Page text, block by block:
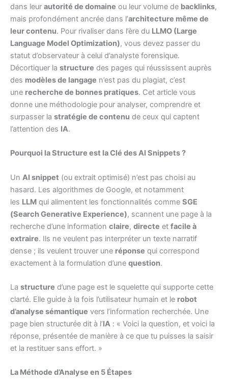
dans leur autorité de domaine ou leur volume de backlinks,
mais profondément ancrée dans l’architecture même de
leur contenu. Pour rivaliser dans l’ère du LLMO (Large
Language Model Optimization), vous devez passer du
statut d’observateur à celui d’analyste forensique.
Décortiquer la structure des pages qui réussissent auprès
des modèles de langage n’est pas du plagiat, c’est
une recherche de bonnes pratiques. Cet article vous
donne une méthodologie pour analyser, comprendre et
surpasser la stratégie de contenu de ceux qui captent
l’attention des IA.
Pourquoi la Structure est la Clé des AI Snippets ?
Un AI snippet (ou extrait optimisé) n’est pas choisi au
hasard. Les algorithmes de Google, et notamment
les LLM qui alimentent les fonctionnalités comme SGE
(Search Generative Experience), scannent une page à la
recherche d’une information claire, directe et facile à
extraire. Ils ne veulent pas interpréter un texte narratif
dense ; ils veulent trouver une réponse qui correspond
exactement à la formulation d’une question.
La structure d’une page est le squelette qui supporte cette
clarté. Elle guide à la fois l’utilisateur humain et le robot
d’analyse sémantique vers l’information recherchée. Une
page bien structurée dit à l’IA : « Voici la question, et voici la
réponse, présentée de manière à ce que tu puisses la saisir
et la restituer sans effort. »
La Méthode d’Analyse en 5 Étapes